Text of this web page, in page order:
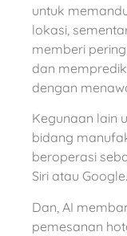
untuk
lokasi,
memberi
dan
dengan
Kegunaan lain
bidang
beroperasi
Siri atau Google.
Dan, AI
pemesanan